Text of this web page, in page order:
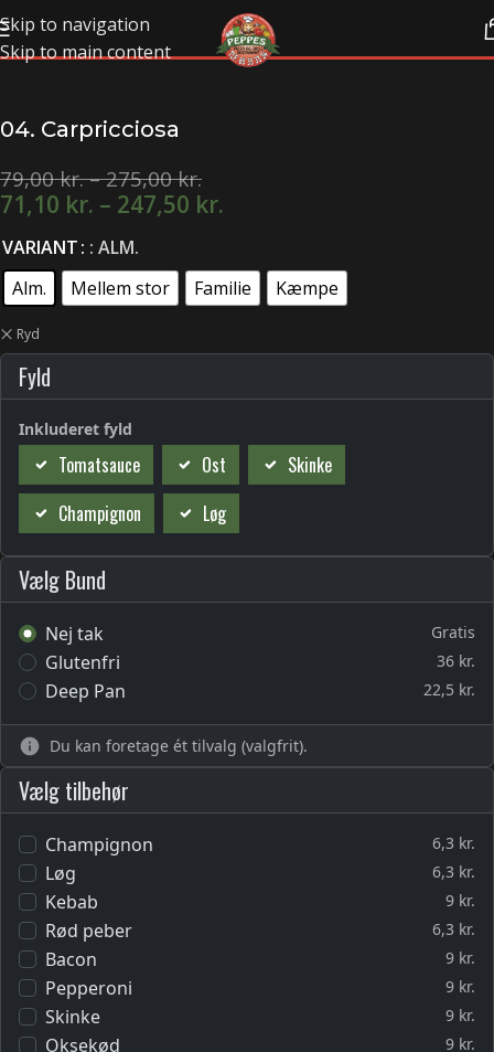
Skip to navigation
Skip to main content
04. Carpricciosa
79,00kr. – 275,00kr.
71,10 kr. – 247,50 kr.
VARIANT : ALM.
Alm.
Mellem stor Familie Kæmpe
Ryd